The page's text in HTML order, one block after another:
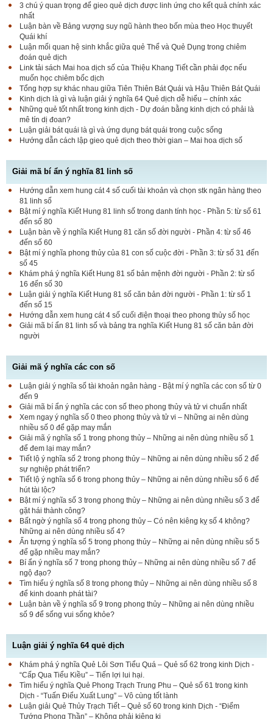
3 chú ý quan trọng để gieo quẻ dịch được linh ứng cho kết quả chính xác
nhất
Luận bàn về Bảng vượng suy ngũ hành theo bốn mùa theo Học thuyết
Quái khí
Luận mối quan hệ sinh khắc giữa quẻ Thể và Quẻ Dụng trong chiêm
đoán quẻ dịch
Link tải sách Mai hoa dịch số của Thiệu Khang Tiết cần phải đọc nếu
muốn học chiêm bốc dịch
Tổng hợp sự khác nhau giữa Tiên Thiên Bát Quái và Hậu Thiên Bát Quái
Kinh dịch là gì và luận giải ý nghĩa 64 Quẻ dịch dễ hiểu – chính xác
Những quẻ tốt nhất trong kinh dịch - Dự đoán bằng kinh dịch có phải là
mê tín dị đoan?
Luận giải bát quái là gì và ứng dụng bát quái trong cuộc sống
Hướng dẫn cách lập gieo quẻ dịch theo thời gian – Mai hoa dịch số
Giải mã bí ẩn ý nghĩa 81 linh số
Hướng dẫn xem hung cát 4 số cuối tài khoản và chọn stk ngân hàng theo
81 linh số
Bật mí ý nghĩa Kiết Hung 81 linh số trong danh tính học - Phần 5: từ số 61
đến số 80
Luận bàn về ý nghĩa Kiết Hung 81 căn số đời người - Phần 4: từ số 46
đến số 60
Bật mí ý nghĩa phong thủy của 81 con số cuộc đời - Phần 3: từ số 31 đến
số 45
Khám phá ý nghĩa Kiết Hung 81 số bản mệnh đời người - Phần 2: từ số
16 đến số 30
Luận giải ý nghĩa Kiết Hung 81 số căn bản đời người - Phần 1: từ số 1
đến số 15
Hướng dẫn xem hung cát 4 số cuối điện thoại theo phong thủy số học
Giải mã bí ẩn 81 linh số và bảng tra nghĩa Kiết Hung 81 số căn bản đời
người
Giải mã ý nghĩa các con số
Luận giải ý nghĩa số tài khoản ngân hàng - Bật mí ý nghĩa các con số từ 0
đến 9
Giải mã bí ẩn ý nghĩa các con số theo phong thủy và tử vi chuẩn nhất
Xem ngay ý nghĩa số 0 theo phong thủy và tử vi – Những ai nên dùng
nhiều số 0 để gặp may mắn
Giải mã ý nghĩa số 1 trong phong thủy – Những ai nên dùng nhiều số 1
để đem lại may mắn?
Tiết lộ ý nghĩa số 2 trong phong thủy – Những ai nên dùng nhiều số 2 để
sự nghiệp phát triển?
Tiết lộ ý nghĩa số 6 trong phong thủy – Những ai nên dùng nhiều số 6 để
hút tài lộc?
Bật mí ý nghĩa số 3 trong phong thủy – Những ai nên dùng nhiều số 3 để
gặt hái thành công?
Bất ngờ ý nghĩa số 4 trong phong thủy – Có nên kiêng kỵ số 4 không?
Những ai nên dùng nhiều số 4?
Ấn tượng ý nghĩa số 5 trong phong thủy – Những ai nên dùng nhiều số 5
để gặp nhiều may mắn?
Bí ẩn ý nghĩa số 7 trong phong thủy – Những ai nên dùng nhiều số 7 để
ngộ đạo?
Tìm hiểu ý nghĩa số 8 trong phong thủy – Những ai nên dùng nhiều số 8
để kinh doanh phát tài?
Luận bàn về ý nghĩa số 9 trong phong thủy – Những ai nên dùng nhiều
số 9 để sống vui sống khỏe?
Luận giải ý nghĩa 64 quẻ dịch
Khám phá ý nghĩa Quẻ Lôi Sơn Tiểu Quá – Quẻ số 62 trong kinh Dịch -
“Cấp Qua Tiểu Kiều” – Tiến lợi lui hại.
Tìm hiểu ý nghĩa Quẻ Phong Trạch Trung Phu – Quẻ số 61 trong kinh
Dịch - “Tuấn Điểu Xuất Lung” – Vô cùng tốt lành
Luận giải Quẻ Thủy Trạch Tiết – Quẻ số 60 trong kinh Dịch - “Điểm
Tướng Phong Thần” – Không phải kiêng kị